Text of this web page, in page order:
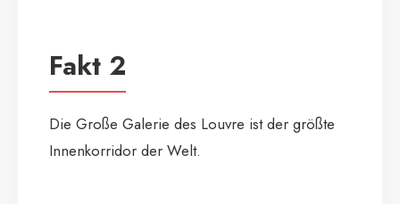
Fakt 2
Die Große Galerie des Louvre ist der größte
Innenkorridor der Welt.